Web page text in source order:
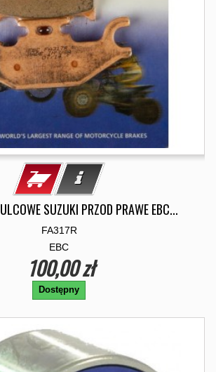
SUZUKI PRZOD PRAWE EBC...
FA317R
EBC
100,00 zł
Dostępny